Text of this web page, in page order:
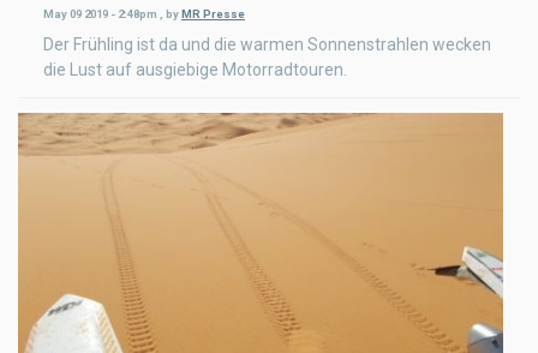
May 09 2019 - 2:48pm byMR Presse
Der Frühling ist da und die warmen Sonnenstrahlen wecken
die Lust auf ausgiebige Motorradtouren.